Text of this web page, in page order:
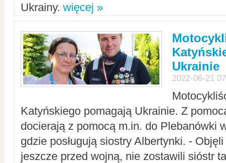
Ukrainy. więcej »
Ukrainie
2022-06-21
Katyńskiego pomagają Ukrainie. Z
docierają z pomocą m.in. do Plebanówki
gdzie posługują siostry Albertynki. -
jeszcze przed wojną, nie zostawili sióstr